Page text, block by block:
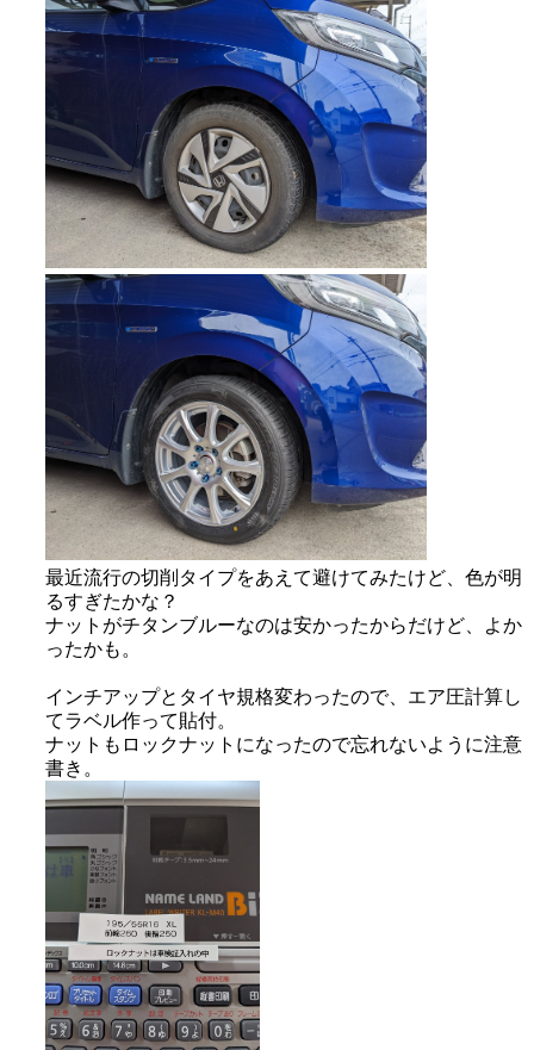
最近流行の切削タイプをあえて避けてみたけど、色が明
るすぎたかな？
ナットがチタンブルーなのは安かったからだけど、よか
ったかも。
インチアップとタイヤ規格変わったので、エア圧計算し
てラベル作って貼付。
ナットもロックナットになったので忘れないように注意
書き。